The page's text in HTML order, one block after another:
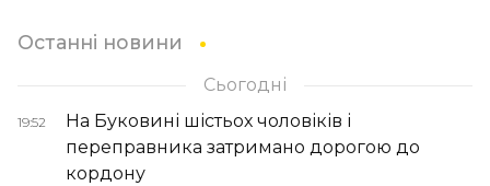
Останні новини
Сьогодні
19:52
На Буковині шістьох чоловіків і
переправника затримано дорогою до
кордону